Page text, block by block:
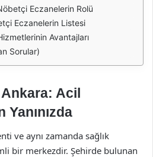
Eczanelerin Rolü
Eczanelerin Listesi
Avantajları
Sorular)
Acil
Yanınızda
ve aynı zamanda sağlık
bir merkezdir. Şehirde bulunan